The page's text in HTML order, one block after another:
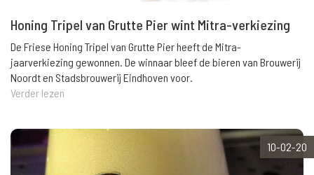
Honing Tripel van Grutte Pier wint Mitra-verkiezing
De Friese Honing Tripel van Grutte Pier heeft de Mitra-
jaarverkiezing gewonnen. De winnaar bleef de bieren van Brouwerij
Noordt en Stadsbrouwerij Eindhoven voor.
Verder lezen
10-02-20